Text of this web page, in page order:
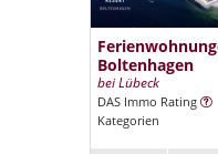
Boltenhagen
bei Lübeck
DAS Immo Rating
Kategorien